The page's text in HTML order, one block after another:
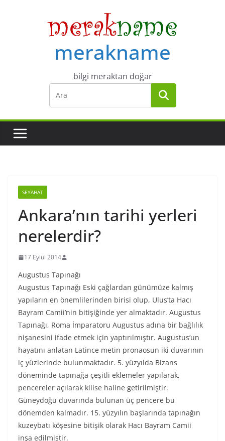
merakname
bilgi meraktan doğar
SEYAHAT
Ankara’nın tarihi yerleri
nerelerdir?
17 Eylül 2014
Augustus Tapınağı
Augustus Tapınağı Eski çağlardan günümüze kalmış
yapıların en önemlilerinden birisi olup, Ulus’ta Hacı
Bayram Camii’nin bitişiğinde yer almaktadır. Augustus
Tapınağı, Roma İmparatoru Augustus adına bir bağlılık
nişanesini ifade etmek için yaptırılmıştır. Augustus’un
hayatını anlatan Latince metin pronaosun iki duvarının
iç yüzlerinde bulunmaktadır. 5. yüzyılda Bizans
döneminde tapınağa çeşitli eklemeler yapılarak,
pencereler açılarak kilise haline getirilmiştir.
Güneydoğu duvarında bulunan üç pencere bu
dönemden kalmadır. 15. yüzyılın başlarında tapınağın
kuzeybatı köşesine bitişik olarak Hacı Bayram Camii
inşa edilmiştir.